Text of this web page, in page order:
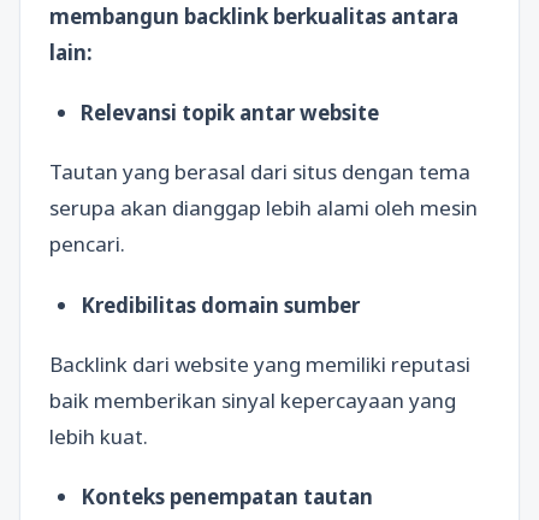
membangun backlink berkualitas antara
lain:
Relevansi topik antar website
Tautan yang berasal dari situs dengan tema
serupa akan dianggap lebih alami oleh mesin
pencari.
Kredibilitas domain sumber
Backlink dari website yang memiliki reputasi
baik memberikan sinyal kepercayaan yang
lebih kuat.
Konteks penempatan tautan